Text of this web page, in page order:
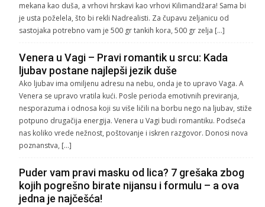
mekana kao duša, a vrhovi hrskavi kao vrhovi Kilimandžara! Sama bi
je usta poželela, što bi rekli Nadrealisti. Za čupavu zeljanicu od
sastojaka potrebno vam je 500 gr tankih kora, 500 gr zelja […]
Venera u Vagi – Pravi romantik u srcu: Kada
ljubav postane najlepši jezik duše
Ako ljubav ima omiljenu adresu na nebu, onda je to upravo Vaga. A
Venera se upravo vratila kući. Posle perioda emotivnih previranja,
nesporazuma i odnosa koji su više ličili na borbu nego na ljubav, stiže
potpuno drugačija energija. Venera u Vagi budi romantiku. Podseća
nas koliko vrede nežnost, poštovanje i iskren razgovor. Donosi nova
poznanstva, […]
Puder vam pravi masku od lica? 7 grešaka zbog
kojih pogrešno birate nijansu i formulu – a ova
jedna je najčešća!